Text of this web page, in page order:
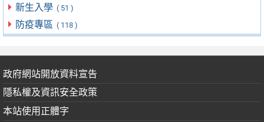
新生入學 ( 51 )
防疫專區 ( 118 )
政府網站開放資料宣告
隱私權及資訊安全政策
本站使用正體字